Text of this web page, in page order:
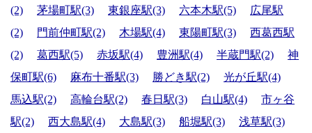
(2)
茅場町駅(3) 東銀座駅(3) 六本木駅(5)
広尾駅
(2)
門前仲町駅(2) 木場駅(4) 東陽町駅(3)
西葛西駅
(2)
葛西駅(5) 赤坂駅(4) 豊洲駅(4) 半蔵門駅(2)
神
保町駅(6)
麻布十番駅(3) 勝どき駅(2)
光が丘駅(4)
馬込駅(2)
高輪台駅(2) 春日駅(3) 白山駅(4)
市ヶ谷
駅(2)
西大島駅(4) 大島駅(3) 船堀駅(3) 浅草駅(3)